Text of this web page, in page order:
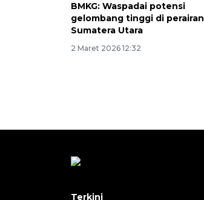
BMKG: Waspadai potensi
gelombang tinggi di perairan
Sumatera Utara
2 Maret 2026 12:32
Terkini